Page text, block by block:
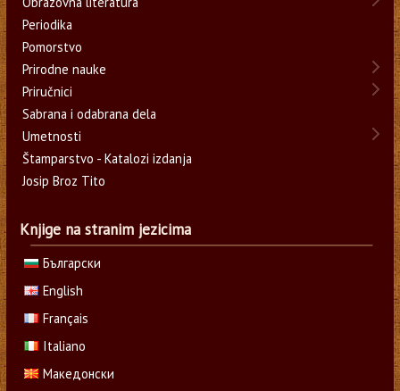
Periodika
Pomorstvo
Prirodne nauke
Priručnici
Sabrana i odabrana dela
Umetnosti
Štamparstvo - Katalozi izdanja
Josip Broz Tito
Knjige na stranim jezicima
Български
English
Français
Italiano
Македонски